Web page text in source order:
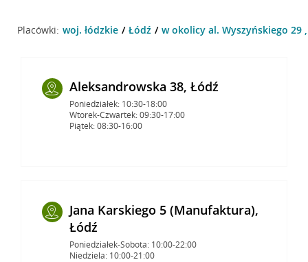
Placówki: woj. łódzkie Łódź w okolicy al. Wyszyńskiego 29
Aleksandrowska 38, Łódź
Poniedziałek: 10:30-18:00
Wtorek-Czwartek: 09:30-17:00
Piątek: 08:30-16:00
Jana Karskiego 5 (Manufaktura),
Łódź
Poniedziałek-Sobota: 10:00-22:00
Niedziela: 10:00-21:00